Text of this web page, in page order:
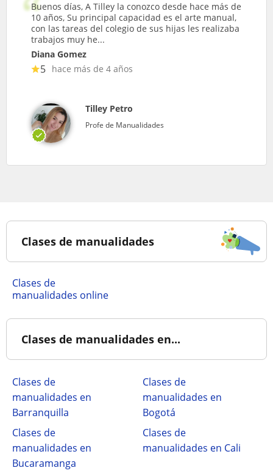
Buenos días, A Tilley la conozco desde hace más de
10 años, Su principal capacidad es el arte manual,
con las tareas del colegio de sus hijas les realizaba
trabajos muy he...
Diana Gomez
5 hace más de 4 años
Tilley Petro
Profe de Manualidades
Clases de manualidades
Clases de
manualidades online
Clases de manualidades en...
Clases de
manualidades en
Barranquilla
Clases de
manualidades en
Bogotá
Clases de
manualidades en
Bucaramanga
Clases de
manualidades en Cali